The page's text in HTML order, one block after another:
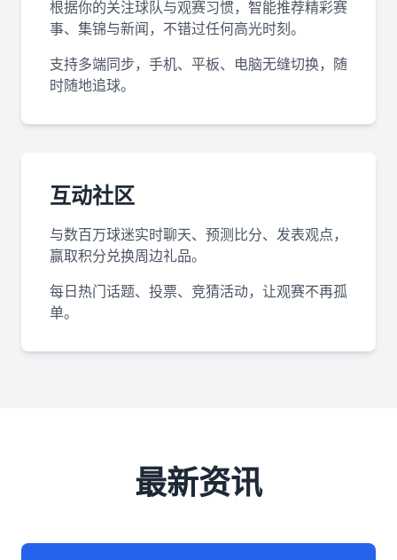
根据你的关注球队与观赛习惯，智能推荐精彩赛
事、集锦与新闻，不错过任何高光时刻。
支持多端同步，手机、平板、电脑无缝切换，随
时随地追球。
互动社区
与数百万球迷实时聊天、预测比分、发表观点，
赢取积分兑换周边礼品。
每日热门话题、投票、竞猜活动，让观赛不再孤
单。
最新资讯